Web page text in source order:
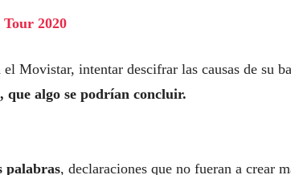
2020
Movistar, intentar descifrar las causas de su
que algo se podrían concluir.
palabras, declaraciones que no fueran a crear